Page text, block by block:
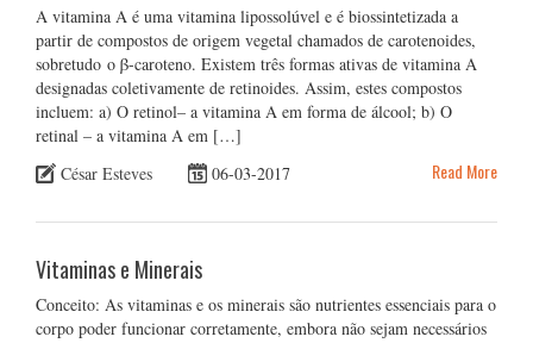
A vitamina A é uma vitamina lipossolúvel e é biossintetizada a
partir de compostos de origem vegetal chamados de carotenoides,
sobretudo o β-caroteno. Existem três formas ativas de vitamina A
designadas coletivamente de retinoides. Assim, estes compostos
incluem: a) O retinol– a vitamina A em forma de álcool; b) O
retinal – a vitamina A em […]
César Esteves
06-03-2017 Read More
Vitaminas e Minerais
Conceito: As vitaminas e os minerais são nutrientes essenciais para o
corpo poder funcionar corretamente, embora não sejam necessários